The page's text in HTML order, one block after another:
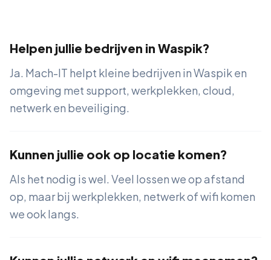
Helpen jullie bedrijven in Waspik?
Ja. Mach-IT helpt kleine bedrijven in Waspik en
omgeving met support, werkplekken, cloud,
netwerk en beveiliging.
Kunnen jullie ook op locatie komen?
Als het nodig is wel. Veel lossen we op afstand
op, maar bij werkplekken, netwerk of wifi komen
we ook langs.